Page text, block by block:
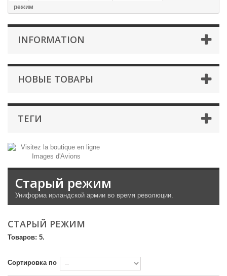
режим
INFORMATION
НОВЫЕ ТОВАРЫ
ТЕГИ
Старый режим
Униформа ирландской армии во время революции.
СТАРЫЙ РЕЖИМ
Товаров: 5.
Сортировка по